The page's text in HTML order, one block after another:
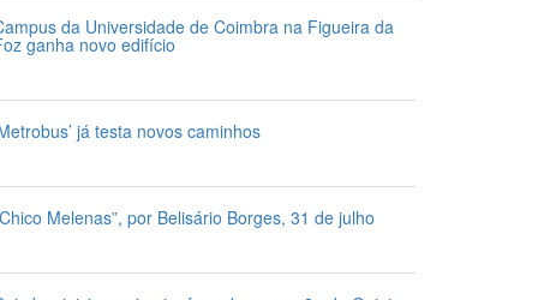
da Universidade de Coimbra na Figueira da
ganha novo edifício
já testa novos caminhos
Melenas”, por Belisário Borges, 31 de julho